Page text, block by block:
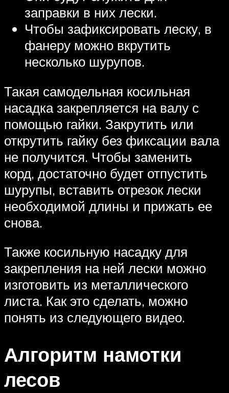
заправки в них лески.
Чтобы зафиксировать леску, в
фанеру можно вкрутить
несколько шурупов.
Такая самодельная косильная
насадка закрепляется на валу с
помощью гайки. Закрутить или
открутить гайку без фиксации вала
не получится. Чтобы заменить
корд, достаточно будет отпустить
шурупы, вставить отрезок лески
необходимой длины и прижать ее
снова.
Также косильную насадку для
закрепления на ней лески можно
изготовить из металлического
листа. Как это сделать, можно
понять из следующего видео.
Алгоритм намотки
лесов